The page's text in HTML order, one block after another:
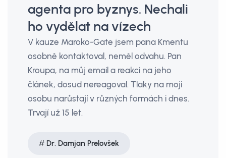
agenta pro byznys. Nechali
ho vydělat na vízech
V kauze Maroko-Gate jsem pana Kmentu
osobně kontaktoval, neměl odvahu. Pan
Kroupa, na můj email a reakci na jeho
článek, dosud nereagoval. Tlaky na moji
osobu narůstají v různých formách i dnes.
Trvají už 15 let.
Dr. Damjan Prelovšek